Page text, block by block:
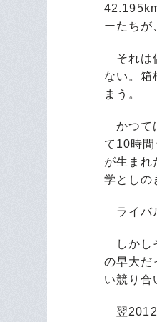
ーたちが
それは
ない。箱
まう。
かつて
て10時
が生まれ
学としの
ライバ
しかし
の早大だ
い競り合
翌2012